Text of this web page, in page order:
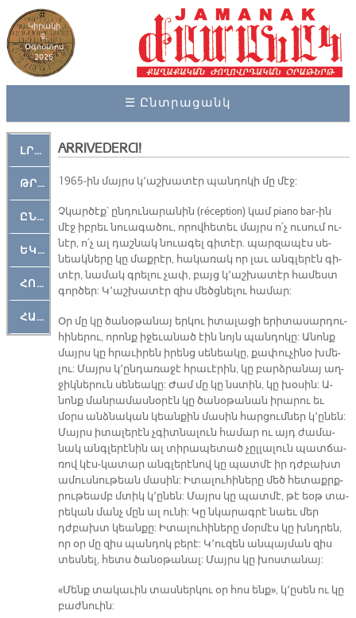
Կիրակի
9,
Օգոստոս
2026
☰ Ընտրացանկ
ԼՐԱՀՈՍ
ԹՐՔԱՀԱՅ ԿԵԱՆՔ
ԸՆԿԵՐԱՄՇԱԿՈՒԹԱՅԻՆ
ԵԿԵՂԵՑԱԿԱՆ
ՀՈԳԵՄՏԱՒՈՐ
ՀԱՐԹԱԿ
ARRIVEDERCI!
1965-ին մայրս կ՚աշ­խա­տէր պան­դո­կի մը մէջ:
Չկար­ծէք՝ ըն­դու­նա­րա­նին (réception) կամ piano bar-ին
մէջ իբ­րեւ նուա­գա­ծու, ո­րով­հե­տեւ մայրս ո՛չ ու­սում ու­
նէր, ո՛չ ալ դաշ­նակ նուա­գել գի­տէր. պար­զա­պէս սե­
նեակ­նե­րը կը մաք­րէր, հա­կա­ռակ որ լաւ անգ­լե­րէն գի­
տէր, նա­մակ գրե­լու չափ, բայց կ՚աշ­խա­տէր հա­մեստ
գոր­ծեր: Կ՚աշ­խա­տէր զիս մեծցնե­լու հա­մար:
Օր մը կը ծա­նօ­թա­նայ եր­կու ի­տա­լա­ցի ե­րի­տա­սար­դու­
հի­նե­րու, ո­րոնք ի­ջե­ւա­նած էին նոյն պան­դո­կը: Ա­նոնք
մայրս կը հրա­ւի­րեն ի­րենց սե­նեա­կը, քա­փու­չի­նօ խմե­
լու: Մայրս կ՚ըն­դա­ռա­ջէ հրա­ւէ­րին, կը բարձ­րա­նայ աղ­
ջիկ­նե­րուն սե­նեա­կը: Ժամ մը կը նստին, կը խօ­սին: Ա­
նոնք ման­րա­մաս­նօ­րէն կը ծա­նօ­թա­նան ի­րա­րու եւ
մօրս անձ­նա­կան կեան­քին մա­սին հար­ցում­ներ կ՚ը­նեն:
Մայրս ի­տա­լե­րէն չգիտ­նա­լուն հա­մար ու այդ ժա­մա­
նակ անգ­լե­րէ­նին ալ տի­րա­պե­տած չըլ­լա­լուն պատ­ճա­
ռով կէս-կա­տար անգ­լե­րէ­նով կը պատ­մէ իր դժբախտ
ա­մուս­նու­թեան մա­սին: Ի­տա­լու­հի­նե­րը մեծ հե­տաքրք­
րու­թեամբ մտիկ կ՚ը­նեն: Մայրս կը պատ­մէ, թէ եօթ տա­
րե­կան մանչ մըն ալ ու­նի: Կը նկա­րագ­րէ նաեւ մեր
դժբախտ կեան­քը: Ի­տա­լու­հի­նե­րը մօր­մէս կը խնդրեն,
որ օր մը զիս պան­դոկ բե­րէ: Կ՚ու­զեն ան­պայ­ման զիս
տես­նել, հետս ծա­նօ­թա­նալ: Մայրս կը խոս­տա­նայ:
«Մենք տա­կա­ւին տաս­ներ­կու օր հոս ենք», կ՚ը­սեն ու կը
բաժնուին: